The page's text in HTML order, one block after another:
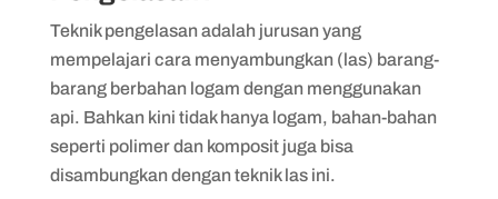
Teknik pengelasan adalah jurusan yang
mempelajari cara menyambungkan (las) barang-
barang berbahan logam dengan menggunakan
api. Bahkan kini tidak hanya logam, bahan-bahan
seperti polimer dan komposit juga bisa
disambungkan dengan teknik las ini.